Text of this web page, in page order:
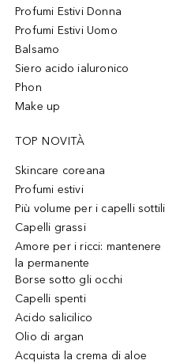
Profumi Estivi Donna
Profumi Estivi Uomo
Balsamo
Siero acido ialuronico
Phon
Make up
TOP NOVITÀ
Skincare coreana
Profumi estivi
Più volume per i capelli sottili
Capelli grassi
Amore per i ricci: mantenere
la permanente
Borse sotto gli occhi
Capelli spenti
Acido salicilico
Olio di argan
Acquista la crema di aloe